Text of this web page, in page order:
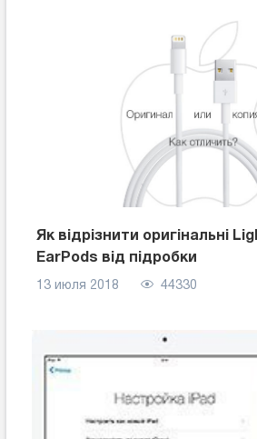
Як відрізнити оригінальні
EarPods від підробки
13 июля 2018 44330